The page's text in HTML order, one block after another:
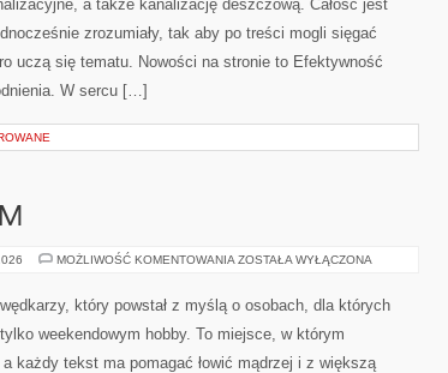
a także kanalizację deszczową. Całość jest
zrozumiały, tak aby po treści mogli sięgać
uczą się tematu. Nowości na stronie to Efektywność
W sercu […]
MOŻLIWOŚĆ KOMENTOWANIA DIY
SAM
ZOSTAŁA WYŁĄCZONA
który powstał z myślą o osobach, dla których
weekendowym hobby. To miejsce, w którym
każdy tekst ma pomagać łowić mądrzej i z większą